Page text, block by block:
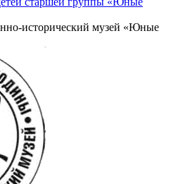
исторический музей «Юные